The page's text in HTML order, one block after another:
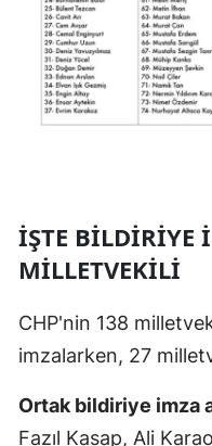
İŞTE BİLDİRİYE
MİLLETVEKİLİ
CHP'nin 138
imzalarken, 27
Ortak bildiriye imza
Fazıl Kasap, Ali